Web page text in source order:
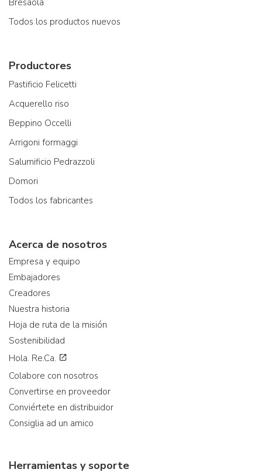
Todos los productos nuevos
Productores
Pastificio Felicetti
Acquerello riso
Beppino Occelli
Arrigoni formaggi
Salumificio Pedrazzoli
Domori
Todos los fabricantes
Acerca de nosotros
Empresa y equipo
Embajadores
Creadores
Nuestra historia
Hoja de ruta de la misión
Sostenibilidad
Hola. Re.Ca.
Colabore con nosotros
Convertirse en proveedor
Conviértete en distribuidor
Consiglia ad un amico
Herramientas y soporte